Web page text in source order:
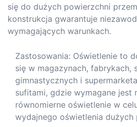
się do dużych powierzchni
konstrukcja gwarantuje
wymagających warunkach.
Zastosowania: Oświetlenie to
się w magazynach, fabrykach,
gimnastycznych i
sufitami, gdzie wymagane jest
równomierne oświetlenie w
wydajnego oświetlenia dużych